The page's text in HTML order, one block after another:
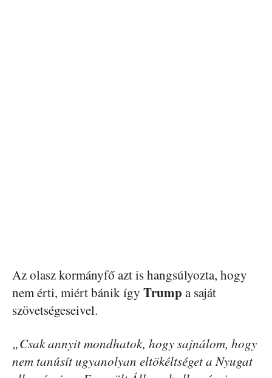
Az olasz kormányfő azt is hangsúlyozta, hogy
nem érti, miért bánik így Trump a saját
szövetségeseivel.
„Csak annyit mondhatok, hogy sajnálom, hogy
nem tanúsít ugyanolyan eltökéltséget a Nyugat